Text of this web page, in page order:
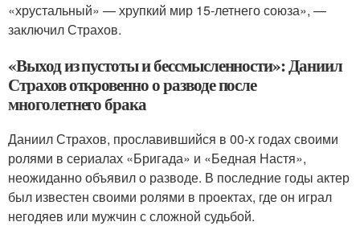
«хрустальный» — хрупкий мир 15-летнего союза», —
заключил Страхов.
«Выход из пустоты и бессмысленности»: Даниил
Страхов откровенно о разводе после
многолетнего брака
Даниил Страхов, прославившийся в 00-х годах своими
ролями в сериалах «Бригада» и «Бедная Настя»,
неожиданно объявил о разводе. В последние годы актер
был известен своими ролями в проектах, где он играл
негодяев или мужчин с сложной судьбой.